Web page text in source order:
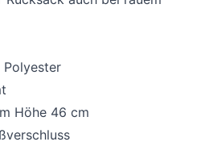
Polyester
Höhe 46 cm